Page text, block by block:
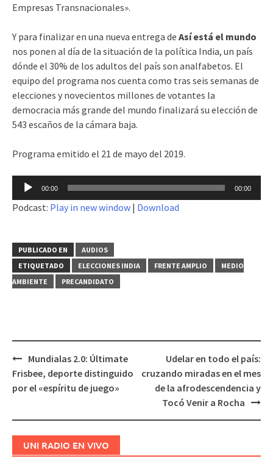
Empresas Transnacionales».
Y para finalizar en una nueva entrega de Así está el mundo
nos ponen al día de la situación de la política India, un país
dónde el 30% de los adultos del país son analfabetos. El
equipo del programa nos cuenta como tras seis semanas de
elecciones y novecientos millones de votantes la
democracia más grande del mundo finalizará su elección de
543 escaños de la cámara baja.
Programa emitido el 21 de mayo del 2019.
Reproductor
audio
00:00 00:00
Podcast: Play in new window | Download
PUBLICADO EN
AUDIOS
ETIQUETADO
ELECCIONES INDIA FRENTE AMPLIO
MEDIO
AMBIENTE
PRECANDIDATO
Navegación
de
entradas
Mundialas 2.0: Últimate
Frisbee, deporte distinguido
por el «espíritu de juego»
Udelar en todo el país:
cruzando miradas en el mes
de la afrodescendencia y
Tocó Venir a Rocha
UNI RADIO EN VIVO